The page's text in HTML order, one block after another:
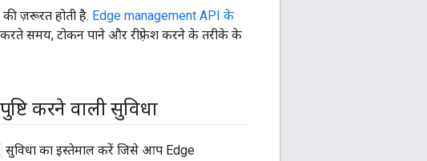
ज़रूरत होती है. Edge management API के
समय, टोकन पाने और रीफ़्रेश करने के तरीके के
करने वाली सुविधा
सुविधा का इस्तेमाल करें जिसे आप Edge